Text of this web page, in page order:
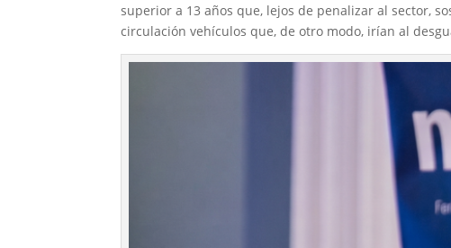
superior a 13 años que, lejos de penalizar al sector,
circulación vehículos que, de otro modo, irían al